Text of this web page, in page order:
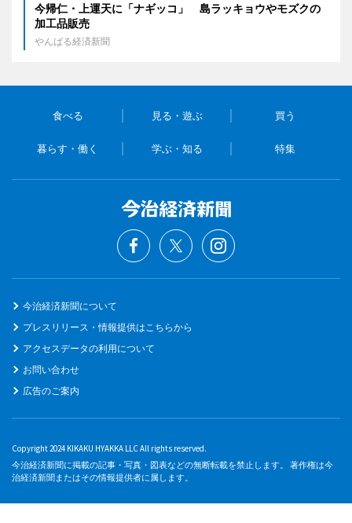
今帰仁・上運天に「ナギッコ」 島ラッキョウやモズクの
加工品販売
やんばる経済新聞
食べる 見る・遊ぶ 買う
暮らす・働く 学ぶ・知る 特集
今治経済新聞について
プレスリリース・情報提供はこちらから
アクセスデータの利用について
お問い合わせ
広告のご案内
Copyright 2024 KIKAKU HYAKKA LLC All rights reserved.
今治経済新聞に掲載の記事・写真・図表などの無断転載を禁止します。 著作権は今
治経済新聞またはその情報提供者に属します。